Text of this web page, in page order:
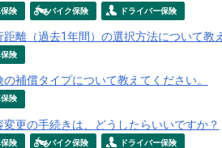
険 バイク保険 ドライバー保険
距離（過去1年間）の選択方法について教
険
補償タイプについて教えてください。
険
変更の手続きは、どうしたらいいですか？
険 バイク保険 ドライバー保険